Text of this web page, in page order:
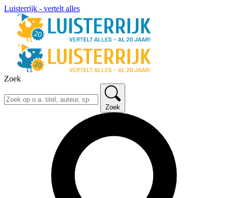
Luisterrijk - vertelt alles
Zoek
Zoek